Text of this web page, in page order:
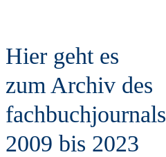
Hier geht es
zum Archiv des
fachbuchjournals
2009 bis 2023